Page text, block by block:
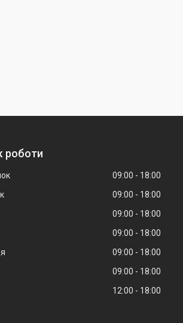
роботи
09:00
18:00
09:00
18:00
09:00
18:00
09:00
18:00
09:00
18:00
09:00
18:00
12:00 18:00